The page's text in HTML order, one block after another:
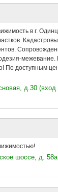
в г.
межевание.
По доступным
д.30 (вход
шоссе, д.